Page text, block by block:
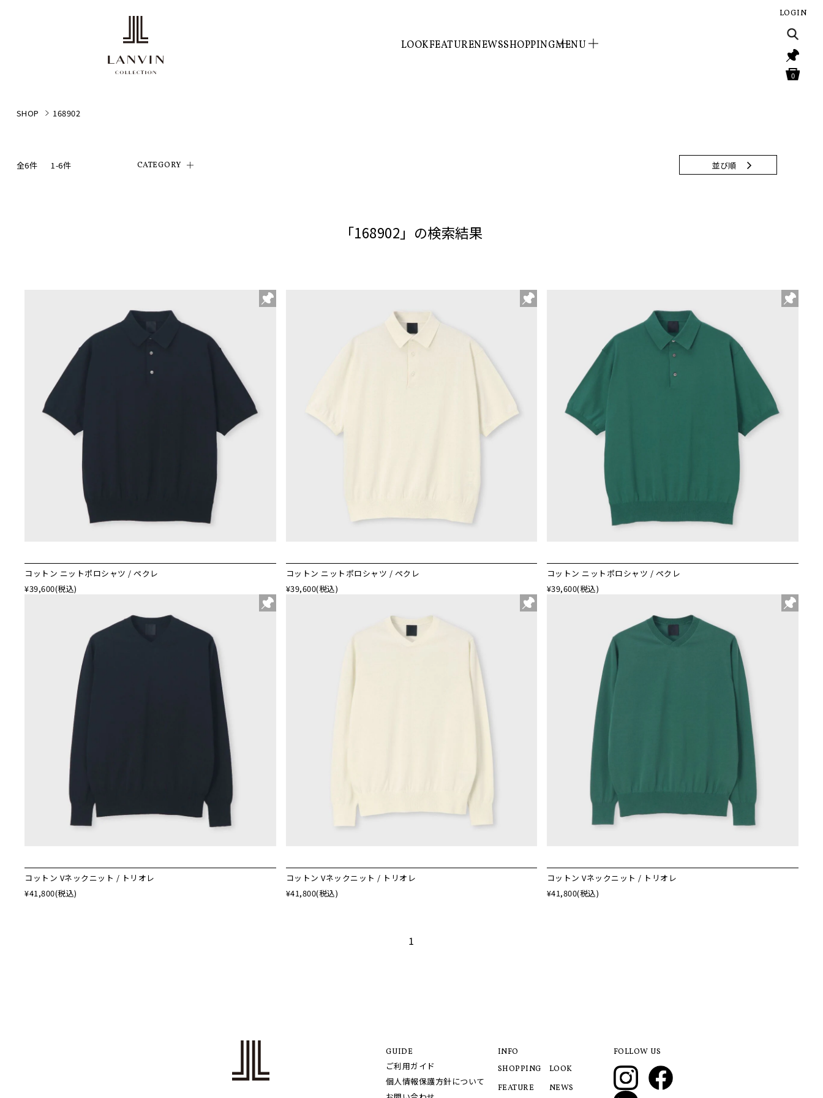
LOOKFEATURENEWSSHOPPINGMENU
LOGIN
0
SHOP 168902
全6件 1-6件 CATEGORY 並び順
「168902」の検索結果
コットン ニットポロシャツ / ペクレ
¥39,600(税込)
コットン ニットポロシャツ / ペクレ
¥39,600(税込)
コットン ニットポロシャツ / ペクレ
¥39,600(税込)
コットン Vネックニット / トリオレ
¥41,800(税込)
コットン Vネックニット / トリオレ
¥41,800(税込)
コットン Vネックニット / トリオレ
¥41,800(税込)
1
GUIDE
ご利用ガイド
個人情報保護方針について
INFO
SHOPPING
FEATURE
LOOK
NEWS
FOLLOW US